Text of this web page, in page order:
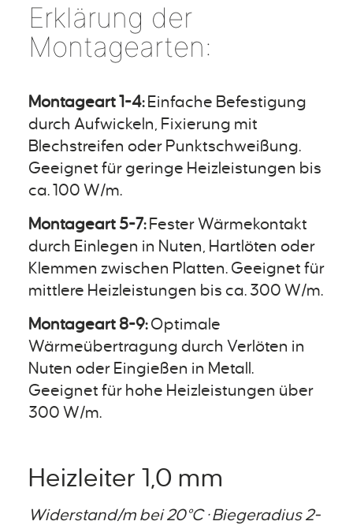
Erklärung der
Montagearten:
Montageart 1-4:Einfache Befestigung
durch Aufwickeln, Fixierung mit
Blechstreifen oder Punktschweißung.
Geeignet für geringe Heizleistungen bis
ca. 100 W/m.
Montageart 5-7:Fester Wärmekontakt
durch Einlegen in Nuten, Hartlöten oder
Klemmen zwischen Platten. Geeignet für
mittlere Heizleistungen bis ca. 300 W/m.
Montageart 8-9:Optimale
Wärmeübertragung durch Verlöten in
Nuten oder Eingießen in Metall.
Geeignet für hohe Heizleistungen über
300 W/m.
Heizleiter 1,0 mm
Widerstand/m bei 20°C · Biegeradius 2-